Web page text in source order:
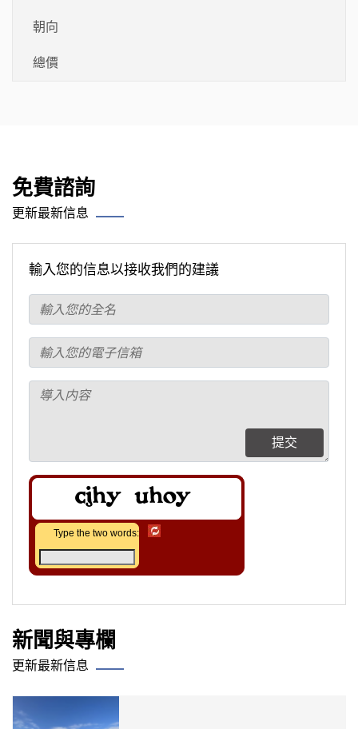
朝向
總價
免費諮詢
更新最新信息
輸入您的信息以接收我們的建議
提交
Type the two words:
新聞與專欄
更新最新信息